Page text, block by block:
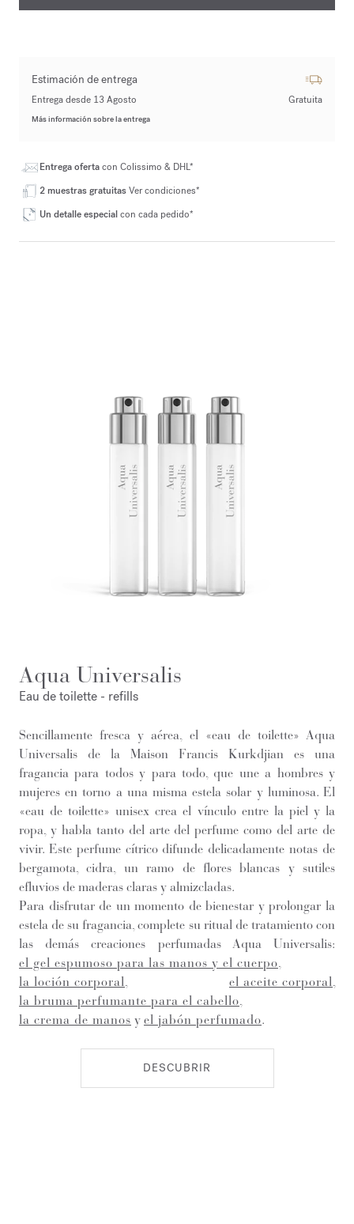
Estimación de entrega
Entrega desde 13 Agosto Gratuita
Más información sobre la entrega
Entrega ofertacon Colissimo & DHL*
2 muestras gratuitasVer condiciones*
Un detalle especialcon cada pedido*
Aqua Universalis
Eau de toilette - refills
Sencillamente fresca y aérea, el «eau de toilette» Aqua
Universalis de la Maison Francis Kurkdjian es una
fragancia para todos y para todo, que une a hombres y
mujeres en torno a una misma estela solar y luminosa. El
«eau de toilette» unisex crea el vínculo entre la piel y la
ropa, y habla tanto del arte del perfume como del arte de
vivir. Este perfume cítrico difunde delicadamente notas de
bergamota, cidra, un ramo de flores blancas y sutiles
efluvios de maderas claras y almizcladas.
Para disfrutar de un momento de bienestar y prolongar la
estela de su fragancia, complete su ritual de tratamiento con
las demás creaciones perfumadas Aqua Universalis:
el gel espumoso para las manos y el cuerpo,
la loción corporal, el aceite corporal,
la bruma perfumante para el cabello,
la crema de manos y el jabón perfumado.
DESCUBRIR